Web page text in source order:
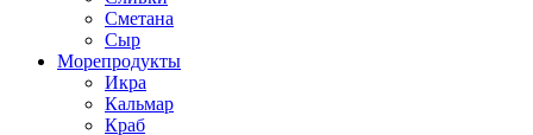
Сметана
Сыр
Морепродукты
Икра
Кальмар
Краб